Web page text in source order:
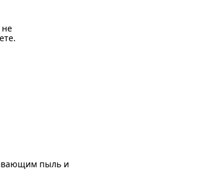
не
пыль и